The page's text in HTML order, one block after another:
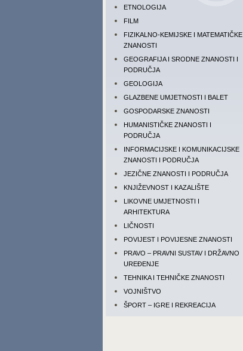
ETNOLOGIJA
FILM
FIZIKALNO-KEMIJSKE I MATEMATIČKE
ZNANOSTI
GEOGRAFIJA I SRODNE ZNANOSTI I
PODRUČJA
GEOLOGIJA
GLAZBENE UMJETNOSTI I BALET
GOSPODARSKE ZNANOSTI
HUMANISTIČKE ZNANOSTI I
PODRUČJA
INFORMACIJSKE I KOMUNIKACIJSKE
ZNANOSTI I PODRUČJA
JEZIČNE ZNANOSTI I PODRUČJA
KNJIŽEVNOST I KAZALIŠTE
LIKOVNE UMJETNOSTI I
ARHITEKTURA
LIČNOSTI
POVIJEST I POVIJESNE ZNANOSTI
PRAVO – PRAVNI SUSTAV I DRŽAVNO
UREĐENJE
TEHNIKA I TEHNIČKE ZNANOSTI
VOJNIŠTVO
ŠPORT – IGRE I REKREACIJA